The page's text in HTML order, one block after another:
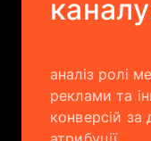
аналіз ролі
реклами та
конверсій